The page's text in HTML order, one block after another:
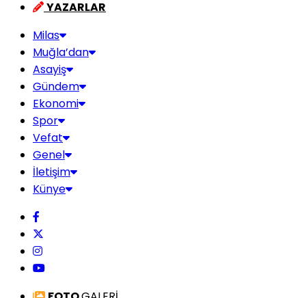
YAZARLAR
Milas
Muğla’dan
Asayiş
Gündem
Ekonomi
Spor
Vefat
Genel
İletişim
Künye